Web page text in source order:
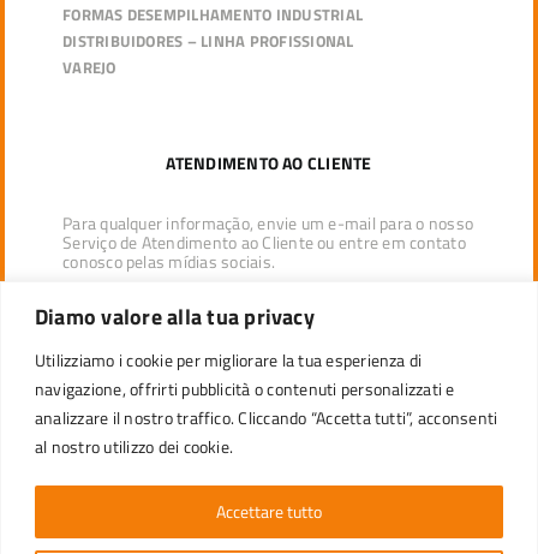
Diamo valore alla tua privacy
Utilizziamo i cookie per migliorare la tua esperienza di
navigazione, offrirti pubblicità o contenuti personalizzati e
analizzare il nostro traffico. Cliccando “Accetta tutti”, acconsenti
al nostro utilizzo dei cookie.
Accettare tutto
FORMAS DESEMPILHAMENTO INDUSTRIAL
DISTRIBUIDORES – LINHA PROFISSIONAL
VAREJO
ATENDIMENTO AO CLIENTE
Para qualquer informação, envie um e-mail para o nosso
Serviço de Atendimento ao Cliente ou entre em contato
conosco pelas mídias sociais.
brasil_comercial@ecopack.com
Denuncia de irregularidades|Processamento de dados|